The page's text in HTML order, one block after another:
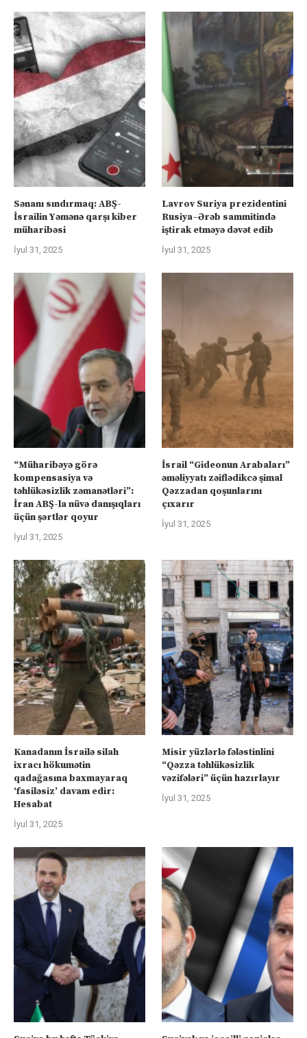
Sənanı sındırmaq: ABŞ-
İsrailin Yəmənə qarşı kiber
müharibəsi
İyul 31, 2025
Lavrov Suriya prezidentini
Rusiya–Ərəb sammitində
iştirak etməyə dəvət edib
İyul 31, 2025
“Müharibəyə görə
kompensasiya və
təhlükəsizlik zəmanətləri”:
İran ABŞ-la nüvə danışıqları
üçün şərtlər qoyur
İyul 31, 2025
İsrail “Gideonun Arabaları”
əməliyyatı zəiflədikcə şimal
Qəzzadan qoşunlarını
çıxarır
İyul 31, 2025
Kanadanın İsrailə silah
ixracı hökumətin
qadağasına baxmayaraq
‘fasiləsiz’ davam edir:
Hesabat
İyul 31, 2025
Misir yüzlərlə fələstinlini
“Qəzza təhlükəsizlik
vəzifələri” üçün hazırlayır
İyul 31, 2025